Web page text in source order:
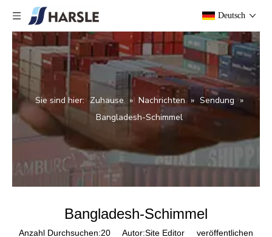
Deutsch
Sie sind hier: Zuhause » Nachrichten » Sendung »
Bangladesh-Schimmel
Bangladesh-Schimmel
Anzahl Durchsuchen:20 Autor:Site Editor veröffentlichen